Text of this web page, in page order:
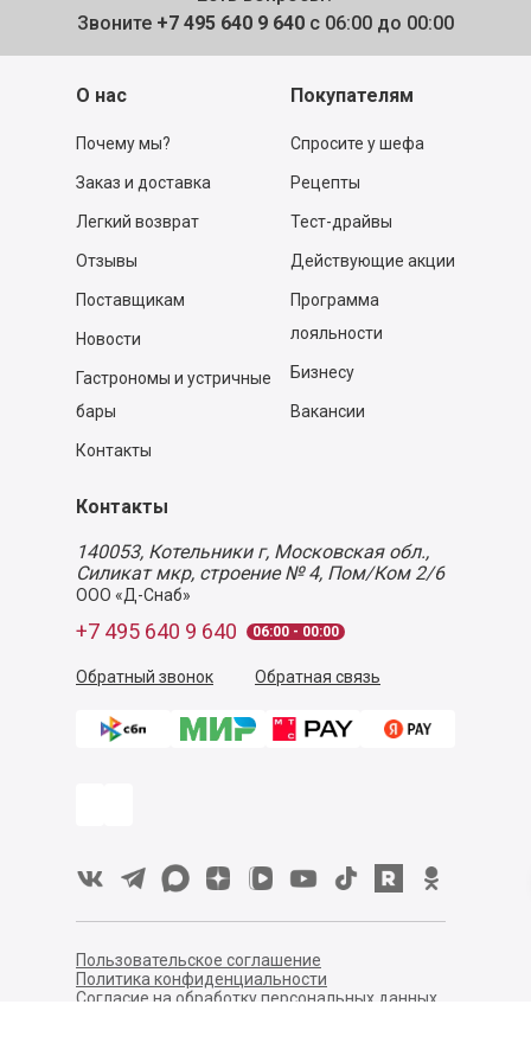
Звоните +7 495 640 9 640 с 06:00 до 00:00
О нас
Почему мы?
Заказ и доставка
Легкий возврат
Отзывы
Поставщикам
Новости
Гастрономы и устричные
бары
Контакты
Покупателям
Спросите у шефа
Рецепты
Тест-драйвы
Действующие акции
Программа
лояльности
Бизнесу
Вакансии
Контакты
140053, Котельники г, Московская обл.,
Силикат мкр, строение № 4, Пом/Ком 2/6
ООО «Д-Снаб»
+7 495 640 9 640 06:00 - 00:00
Обратный звонок Обратная связь
Пользовательское соглашение
Политика конфиденциальности
Согласие на обработку персональных данных